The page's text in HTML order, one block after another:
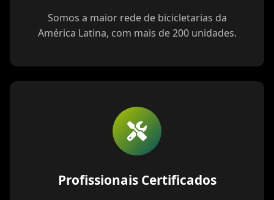
Somos a maior rede de bicicletarias da
América Latina, com mais de 200 unidades.
Profissionais Certificados